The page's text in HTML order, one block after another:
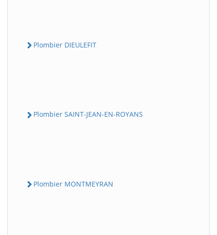
Plombier DIEULEFIT
Plombier SAINT-JEAN-EN-ROYANS
Plombier MONTMEYRAN